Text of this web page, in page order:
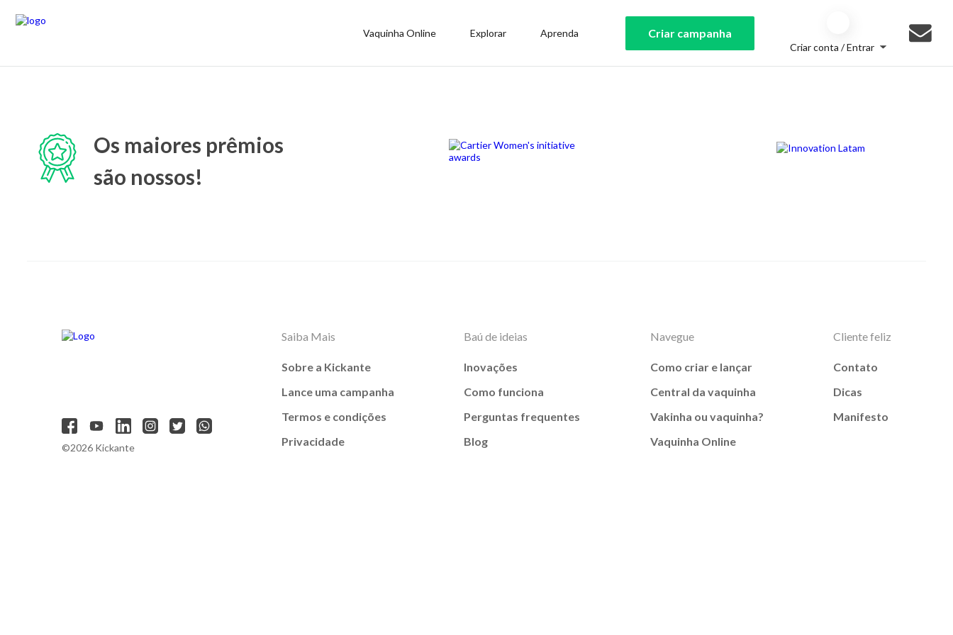
Vaquinha Online Explorar Aprenda Criar campanha
Criar conta / Entrar
Os maiores prêmios
são nossos!
©2026 Kickante
Saiba Mais
Sobre a Kickante
Lance uma campanha
Termos e condições
Privacidade
Baú de ideias
Inovações
Como funciona
Perguntas frequentes
Blog
Navegue
Como criar e lançar
Central da vaquinha
Vakinha ou vaquinha?
Vaquinha Online
Cliente feliz
Contato
Dicas
Manifesto